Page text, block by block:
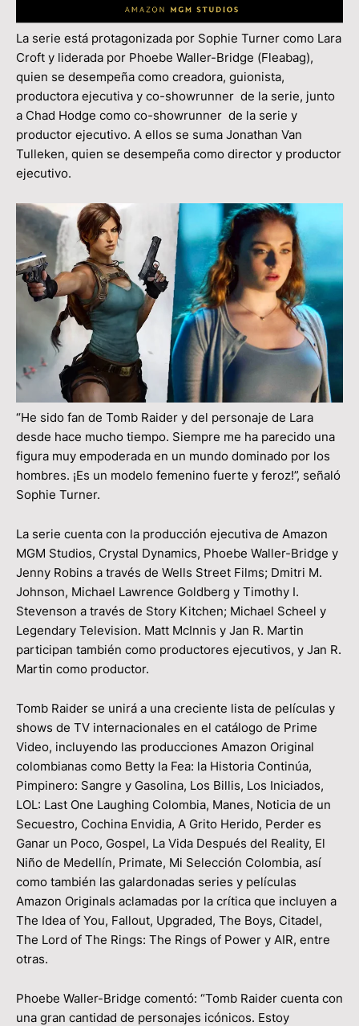
La serie está protagonizada por Sophie Turner como Lara
Croft y liderada por Phoebe Waller-Bridge (Fleabag),
quien se desempeña como creadora, guionista,
productora ejecutiva y co-showrunner de la serie, junto
a Chad Hodge como co-showrunner de la serie y
productor ejecutivo. A ellos se suma Jonathan Van
Tulleken, quien se desempeña como director y productor
ejecutivo.
“He sido fan de Tomb Raider y del personaje de Lara
desde hace mucho tiempo. Siempre me ha parecido una
figura muy empoderada en un mundo dominado por los
hombres. ¡Es un modelo femenino fuerte y feroz!”, señaló
Sophie Turner.
La serie cuenta con la producción ejecutiva de Amazon
MGM Studios, Crystal Dynamics, Phoebe Waller-Bridge y
Jenny Robins a través de Wells Street Films; Dmitri M.
Johnson, Michael Lawrence Goldberg y Timothy I.
Stevenson a través de Story Kitchen; Michael Scheel y
Legendary Television. Matt McInnis y Jan R. Martin
participan también como productores ejecutivos, y Jan R.
Martin como productor.
Tomb Raider se unirá a una creciente lista de películas y
shows de TV internacionales en el catálogo de Prime
Video, incluyendo las producciones Amazon Original
colombianas como Betty la Fea: la Historia Continúa,
Pimpinero: Sangre y Gasolina, Los Billis, Los Iniciados,
LOL: Last One Laughing Colombia, Manes, Noticia de un
Secuestro, Cochina Envidia, A Grito Herido, Perder es
Ganar un Poco, Gospel, La Vida Después del Reality, El
Niño de Medellín, Primate, Mi Selección Colombia, así
como también las galardonadas series y películas
Amazon Originals aclamadas por la crítica que incluyen a
The Idea of You, Fallout, Upgraded, The Boys, Citadel,
The Lord of The Rings: The Rings of Power y AIR, entre
otras.
Phoebe Waller-Bridge comentó: “Tomb Raider cuenta con
una gran cantidad de personajes icónicos. Estoy